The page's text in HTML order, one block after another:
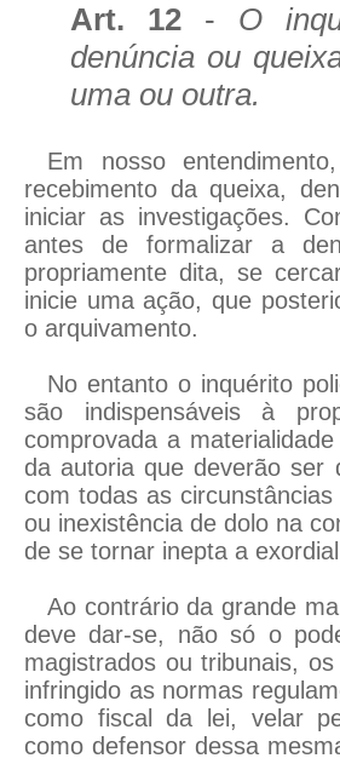
Art. 12- O
denúncia ou
uma ou outra.
Em nosso
recebimento da queixa,
iniciar as investigações.
antes de formalizar a
propriamente dita, se
inicie uma ação, que
o arquivamento.
No entanto o inquérito
são indispensáveis à
comprovada a
da autoria que deverão ser
com todas as
ou inexistência de dolo na
de se tornar inepta a
Ao contrário da grande
deve dar-se, não só o
magistrados ou tribunais,
infringido as normas
como fiscal da lei, velar
como defensor dessa